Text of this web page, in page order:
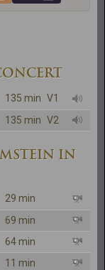
135 min V1
135 min V2
IN
29 min
69 min
64 min
11 min